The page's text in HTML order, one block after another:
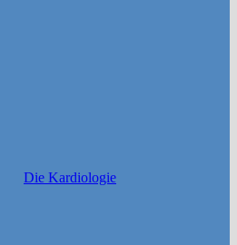
Die Kardiologie